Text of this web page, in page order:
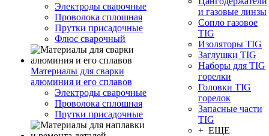
Электроды сварочные
Проволока сплошная
Прутки присадочные
Флюс сварочный
Материалы для сварки
алюминия и его сплавов
Электроды сварочные
Проволока сплошная
Прутки присадочные
и газовые линзы
Сопло газовое
TIG
Изоляторы TIG
Заглушки TIG
Наборы для TIG
горелки
Головки TIG
горелок
Запасные части
TIG
+ ЕЩЕ